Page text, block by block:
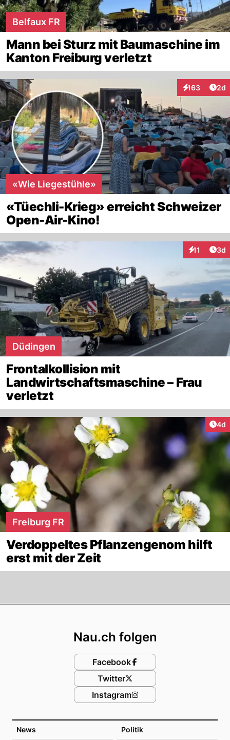
Belfaux FR
Mann bei Sturz mit Baumaschine im
Kanton Freiburg verletzt
163
Interaktionen
2d
«Wie Liegestühle»
«Tüechli-Krieg» erreicht Schweizer
Open-Air-Kino!
11 3d
Düdingen
Frontalkollision mit
Landwirtschaftsmaschine – Frau
verletzt
4d
Freiburg FR
Verdoppeltes Pflanzengenom hilft
erst mit der Zeit
News Politik
Nau.ch folgen
Facebook
Twitter
Instagram